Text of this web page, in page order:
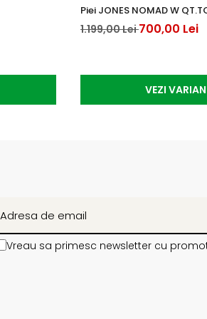
Piei JONES NOMAD W
1.199,00 Lei700,00 Lei
VEZI
Vreau sa primesc newsletter cu